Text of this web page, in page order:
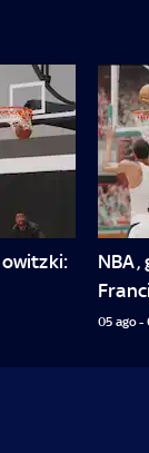
NBA,
05 ago -